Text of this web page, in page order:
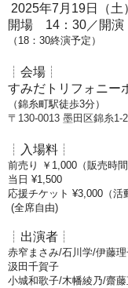
2025年7月19日（土
開場 14：30／ 開
（18：30終演予定）
┊会場┊
すみだトリフォニー
（錦糸町駅徒歩3分）
〒130-0013 墨田区錦糸1-
┊入場料┊
前売り ￥1,000（販売時
当日 ¥1,500
応援チケット ¥3,000（活
(全席自由)
┊出演者┊
赤窄まさみ/石川学/伊藤
汲田千賀子
小城和歌子/木幡綾乃/齋